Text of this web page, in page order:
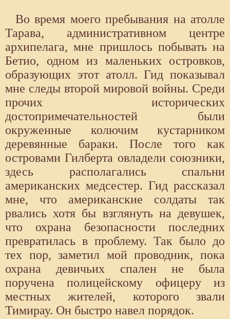
Во время моего пребывания на атолле
Тарава, административном центре
архипелага, мне пришлось побывать на
Бетио, одном из маленьких островков,
образующих этот атолл. Гид показывал
мне следы второй мировой войны. Среди
прочих исторических
достопримечательностей были
окруженные колючим кустарником
деревянные бараки. После того как
островами Гилберта овладели союзники,
здесь располагались спальни
американских медсестер. Гид рассказал
мне, что американские солдаты так
рвались хотя бы взглянуть на девушек,
что охрана безопасности последних
превратилась в проблему. Так было до
тех пор, заметил мой проводник, пока
охрана девичьих спален не была
поручена полицейскому офицеру из
местных жителей, которого звали
Тимирау. Он быстро навел порядок.